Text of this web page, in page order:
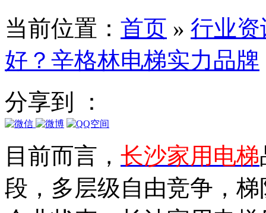
当前位置： 首页 » 行业资
好？辛格林电梯实力品牌
分享到 ：
目前而言， 长沙家用电梯
段，多层级自由竞争，